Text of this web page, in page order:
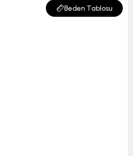
Beden Tablosu